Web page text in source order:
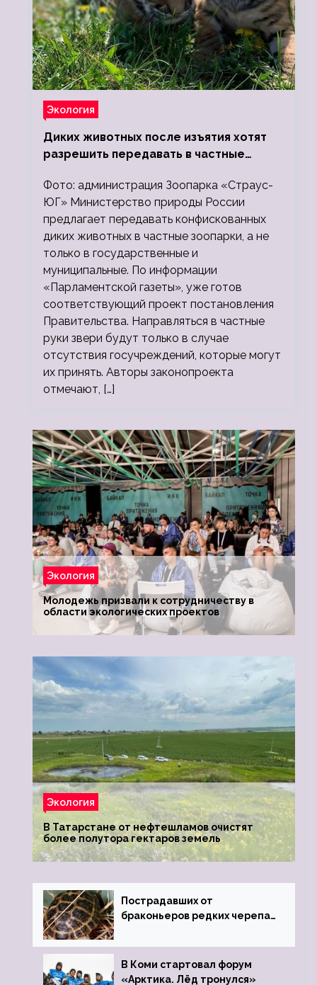
Экология
Диких животных после изъятия хотят
разрешить передавать в частные
Фото: администрация Зоопарка «Страус-
ЮГ» Министерство природы России
предлагает передавать конфискованных
диких животных в частные зоопарки, а не
только в государственные и
муниципальные. По информации
«Парламентской газеты», уже готов
соответствующий проект постановления
Правительства. Направляться в частные
руки звери будут только в случае
отсутствия госучреждений, которые могут
их принять. Авторы законопроекта
отмечают, […]
Экология
Молодежь призвали к сотрудничеству в
области экологических проектов
Экология
В Татарстане от нефтешламов очистят
более полутора гектаров земель
Пострадавших от
браконьеров редких черепах
зоопарк
В Коми стартовал форум
«Арктика. Лёд тронулся»